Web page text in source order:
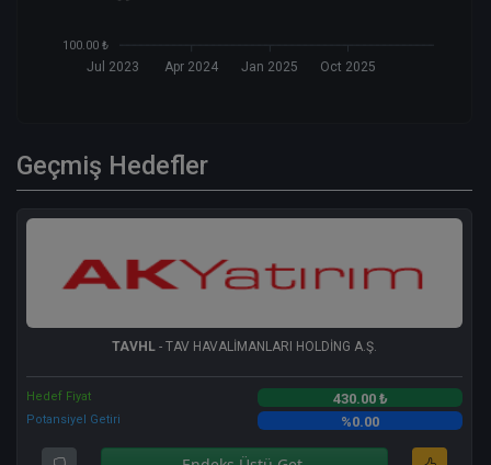
100.00 ₺
Jul 2023 Apr 2024 Jan 2025 Oct 2025
Geçmiş Hedefler
TAVHL - TAV HAVALİMANLARI HOLDİNG A.Ş.
Hedef Fiyat 430.00 ₺
Potansiyel Getiri %0.00